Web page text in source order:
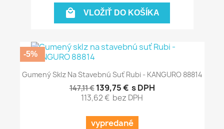
 VLOŽIŤ DO KOŠÍKA
Gumený Sklz Na Stavebnú Suť Rubi - KANGURO 88814
147,11 € 139,75 € s DPH
113,62 € bez DPH
vypredané
-5%